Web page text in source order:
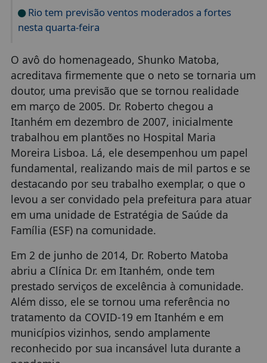
Rio tem previsão ventos moderados a fortes
nesta quarta-feira
O avô do homenageado, Shunko Matoba,
acreditava firmemente que o neto se tornaria um
doutor, uma previsão que se tornou realidade
em março de 2005. Dr. Roberto chegou a
Itanhém em dezembro de 2007, inicialmente
trabalhou em plantões no Hospital Maria
Moreira Lisboa. Lá, ele desempenhou um papel
fundamental, realizando mais de mil partos e se
destacando por seu trabalho exemplar, o que o
levou a ser convidado pela prefeitura para atuar
em uma unidade de Estratégia de Saúde da
Família (ESF) na comunidade.
Em 2 de junho de 2014, Dr. Roberto Matoba
abriu a Clínica Dr. em Itanhém, onde tem
prestado serviços de excelência à comunidade.
Além disso, ele se tornou uma referência no
tratamento da COVID-19 em Itanhém e em
municípios vizinhos, sendo amplamente
reconhecido por sua incansável luta durante a